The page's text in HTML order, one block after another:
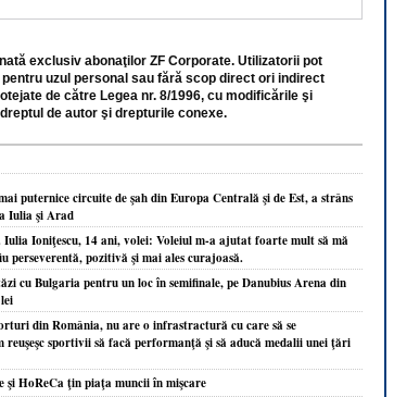
exclusiv abonaţilor ZF Corporate. Utilizatorii pot
uzul personal sau fără scop direct ori indirect
de către Legea nr. 8/1996, cu modificările şi
de autor şi drepturile conexe.
puternice circuite de şah din Europa Centrală şi de Est, a strâns
Iulia şi Arad
Ioniţescu, 14 ani, volei: Voleiul m-a ajutat foarte mult să mă
perseverentă, pozitivă şi mai ales curajoasă.
cu Bulgaria pentru un loc în semifinale, pe Danubius Arena din
din România, nu are o infrastractură cu care să se
sportivii să facă performanţă şi să aducă medalii unei ţări
HoReCa ţin piaţa muncii în mişcare